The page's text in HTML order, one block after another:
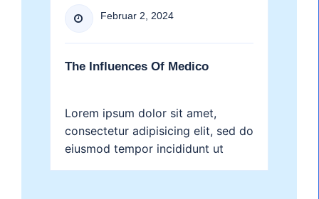
 Februar 2, 2024
The Influences Of Medico
Lorem ipsum dolor sit amet,
consectetur adipisicing elit, sed do
eiusmod tempor incididunt ut
labore et dolore magna aliqua....